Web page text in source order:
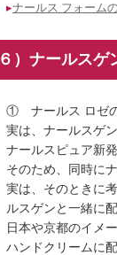
▸ナールス フォーム
６）ナールス
① ナールス ロゼ
実は、ナールスゲ
ナールスピュア新
そのため、同時に
実は、そのときに
ルスゲンと一緒に
日本や京都のイメ
ハンドクリームに